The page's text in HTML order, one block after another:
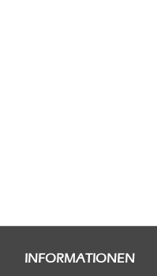
INFORMATIONEN